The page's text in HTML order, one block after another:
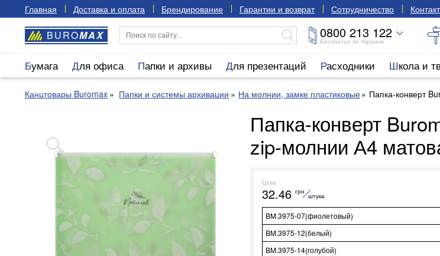
Главная Доставка и оплата Брендирование Гарантии и возврат Сотрудничество
BUROMAX 0800 213 122
Бесплатно по Украине
Бумага Для офиса Папки и архивы Для презентаций Расходники Школа и
Канцтовары Buromax Папки и системы архивации На молнии, замке пластиковые Папка-конверт
Папка-конверт
zip-молнии А4
Цена
32.46 грн
штука
BM.3975-07(фиолетовый)
BM.3975-12(белый)
BM.3975-14(голубой)